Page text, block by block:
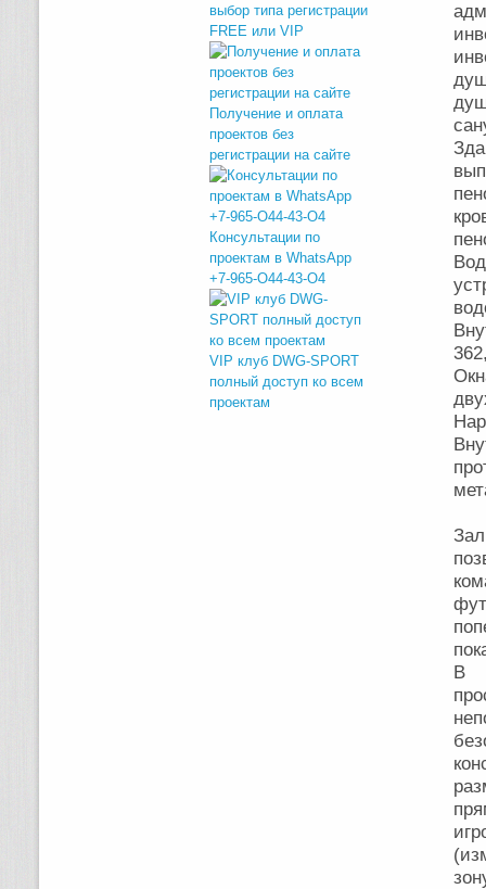
выбор типа регистрации
FREE или VIP
Получение и оплата
проектов без
регистрации на сайте
Консультации по
проектам в WhatsApp
+7-965-O44-43-O4
VIP клуб DWG-SPORT
полный доступ ко всем
проектам
В